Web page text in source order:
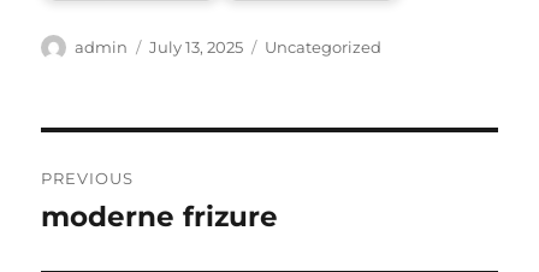
Author
admin
Posted
July 13, 2025 Categories
Uncategorized
navigation
PREVIOUS
Previous
moderne frizure